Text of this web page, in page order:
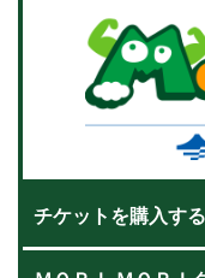
チケットを購入する